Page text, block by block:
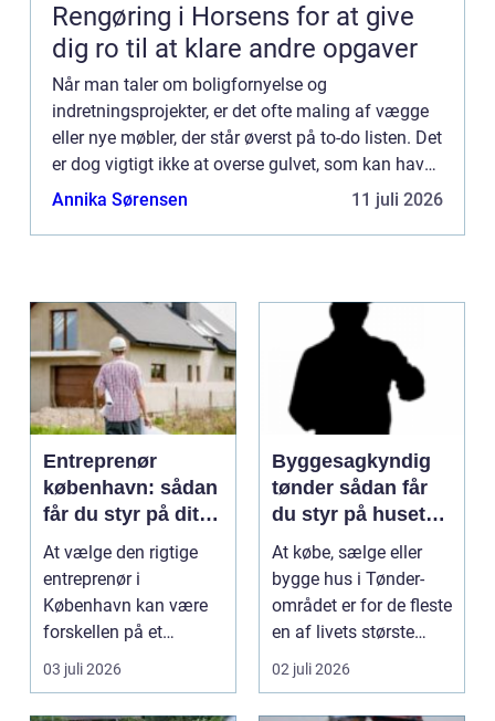
Rengøring i Horsens for at give
dig ro til at klare andre opgaver
Når man taler om boligfornyelse og
indretningsprojekter, er det ofte maling af vægge
eller nye møbler, der står øverst på to-do listen. Det
er dog vigtigt ikke at overse gulvet, som kan have
en enorm indflydelse ...
Annika Sørensen 11 juli 2026
Entreprenør
københavn: sådan
får du styr på dit
byggeprojekt
At vælge den rigtige
entreprenør i
København kan være
forskellen på et
byggeprojekt, der
03 juli 2026
Byggesagkyndig
tønder sådan får
du styr på husets
tilstand
At købe, sælge eller
bygge hus i Tønder-
området er for de fleste
en af livets største
beslutninger. ...
02 juli 2026